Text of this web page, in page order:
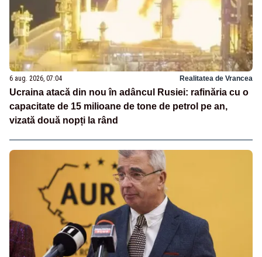
6 aug. 2026, 07:04 Realitatea de Vrancea
Ucraina atacă din nou în adâncul Rusiei: rafinăria cu o
capacitate de 15 milioane de tone de petrol pe an,
vizată două nopți la rând